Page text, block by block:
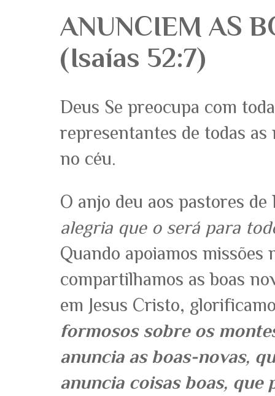
ANUNCIEM AS
(Isaías 52:7)
Deus Se preocupa com
representantes de todas
no céu.
O anjo deu aos pastores de
alegria que o será para
Quando apoiamos missões
compartilhamos as boas
em Jesus Cristo,
formosos sobre os
anuncia as boas-novas,
anuncia coisas boas, que